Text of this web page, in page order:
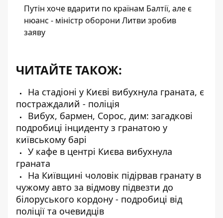
Путін хоче вдарити по країнам Балтії, але є
нюанс - міністр оборони Литви зробив
заяву
ЧИТАЙТЕ ТАКОЖ:
На стадіоні у Києві вибухнула граната, є
постраждалий - поліція
Вибух, бармен, Сорос, дим: загадкові
подробиці інциденту з гранатою у
київському барі
У кафе в центрі Києва вибухнула
граната
На Київщині чоловік підірвав гранату в
чужому авто за відмову підвезти до
білоруського кордону - подробиці від
поліції та очевидців